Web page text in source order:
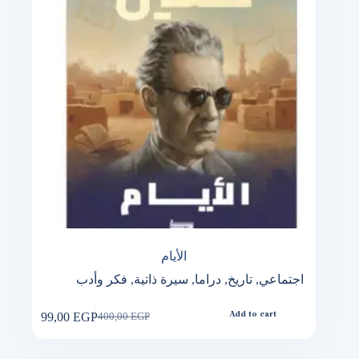
الأيام
اجتماعي, تاريخ, دراما, سيرة ذاتية, فكر وأدب
400,00EGP
Original
99,00 EGPCurrent
Add to cart